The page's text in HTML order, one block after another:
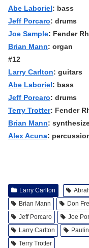
Abe Laboriel: bass
Jeff Porcaro: drums
Joe Sample: Fender
Brian Mann: organ
#12
Larry Carlton: guitars
Abe Laboriel: bass
Jeff Porcaro: drums
Terry Trotter: Fender
Brian Mann:
Alex Acuna:
Larry Carlton
Brian Mann
Don
Jeff Porcaro
Joe
Larry Carlton
Terry Trotter